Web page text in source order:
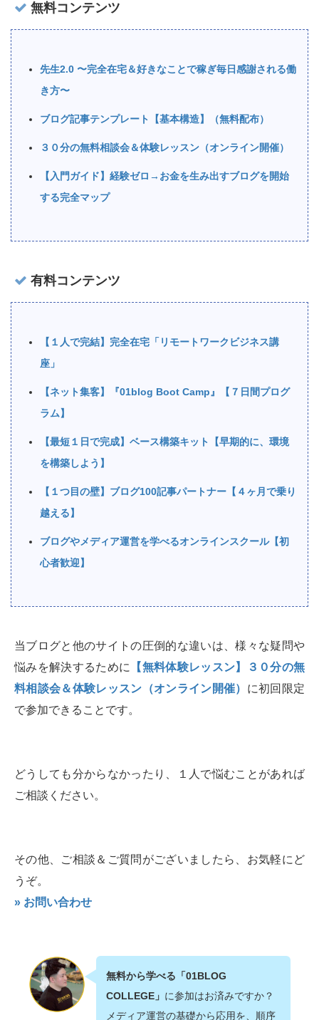
無料コンテンツ
先生2.0 〜完全在宅＆好きなことで稼ぎ毎日感謝される働
き方〜
ブログ記事テンプレート【基本構造】（無料配布）
３０分の無料相談会＆体験レッスン（オンライン開催）
【入門ガイド】経験ゼロ→お金を生み出すブログを開始
する完全マップ
有料コンテンツ
【１人で完結】完全在宅「リモートワークビジネス講
座」
【ネット集客】『01blog Boot Camp』【７日間プログ
ラム】
【最短１日で完成】ベース構築キット【早期的に、環境
を構築しよう】
【１つ目の壁】ブログ100記事パートナー【４ヶ月で乗り
越える】
ブログやメディア運営を学べるオンラインスクール【初
心者歓迎】
当ブログと他のサイトの圧倒的な違いは、様々な疑問や
悩みを解決するために
【無料体験レッスン】３０分の無
料相談会＆体験レッスン（オンライン開催） に初回限定
で参加できることです。
どうしても分からなかったり、１人で悩むことがあれば
ご相談ください。
その他、ご相談＆ご質問がございましたら、お気軽にど
うぞ。
» お問い合わせ
無料から学べる「01BLOG
COLLEGE」 に参加はお済みですか？
メディア運営の基礎から応用を、順序